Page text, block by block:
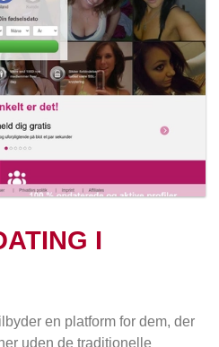
I
en platform for dem, der
uden de traditionelle